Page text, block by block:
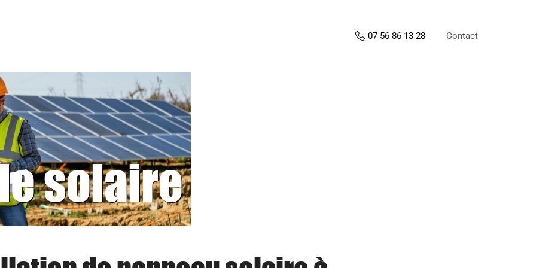
07 56 86 13 28 Contact
solaire